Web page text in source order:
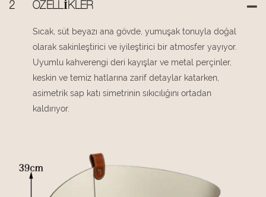
2 ÖZELLIKLER
Sıcak, süt beyazı ana gövde, yumuşak tonuyla doğal
olarak sakinleştirici ve iyileştirici bir atmosfer yayıyor.
Uyumlu kahverengi deri kayışlar ve metal perçinler,
keskin ve temiz hatlarına zarif detaylar katarken,
asimetrik sap katı simetrinin sıkıcılığını ortadan
kaldırıyor.